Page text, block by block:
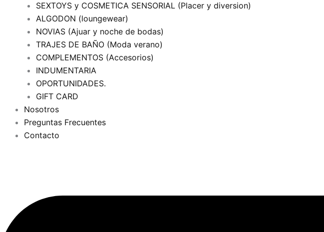
SEXTOYS y COSMETICA SENSORIAL (Placer y diversion)
ALGODON (loungewear)
NOVIAS (Ajuar y noche de bodas)
TRAJES DE BAÑO (Moda verano)
COMPLEMENTOS (Accesorios)
INDUMENTARIA
OPORTUNIDADES.
GIFT CARD
Nosotros
Preguntas Frecuentes
Contacto